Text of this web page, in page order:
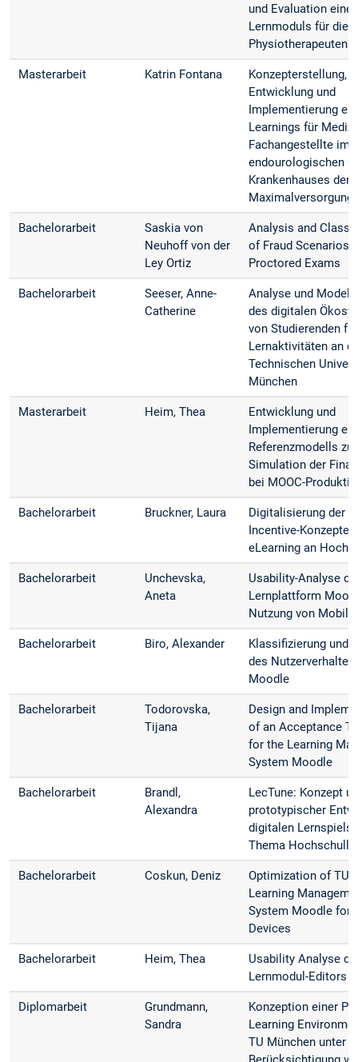
und Evaluation
Lernmoduls für die
Masterarbeit Katrin Fontana
Konzepterstellung,
Entwicklung und
Implementierung
Learnings für
Fachangestellte im
endourologischen
Krankenhauses der
Maximalversorgung
Bachelorarbeit
Saskia von
Neuhoff von der
Ley Ortiz
Analysis and
of Fraud Scenarios
Proctored Exams
Bachelorarbeit
Seeser, Anne-
Catherine
Analyse und
des digitalen
von Studierenden für
Lernaktivitäten an
Technischen
München
Masterarbeit Heim, Thea
Entwicklung und
Implementierung
Referenzmodells zur
Simulation der
bei MOOC-
Bachelorarbeit Bruckner, Laura
Digitalisierung der
Incentive-Konzepte
eLearning an
Bachelorarbeit
Unchevska,
Aneta
Usability-Analyse
Lernplattform
Nutzung von
Bachelorarbeit Biro, Alexander
Klassifizierung und
des
Moodle
Bachelorarbeit
Todorovska,
Tijana
Design and
of an Acceptance
for the Learning
System Moodle
Bachelorarbeit
Brandl,
Alexandra
LecTune: Konzept
prototypischer
digitalen Lernspiels
Thema
Bachelorarbeit Coskun, Deniz
Optimization of
Learning
System Moodle for
Devices
Bachelorarbeit Heim, Thea
Usability Analyse
Lernmodul-Editors
Diplomarbeit
Grundmann,
Sandra
Konzeption einer
Learning
TU München unter